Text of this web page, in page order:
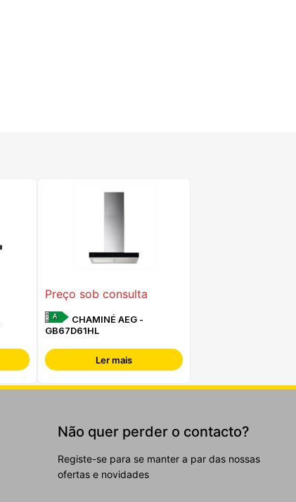
Preço sob consulta
A
CHAMINÉ AEG -
GB67D61HL
Ler mais
Não quer perder o contacto?
Registe-se para se manter a par das nossas
ofertas e novidades